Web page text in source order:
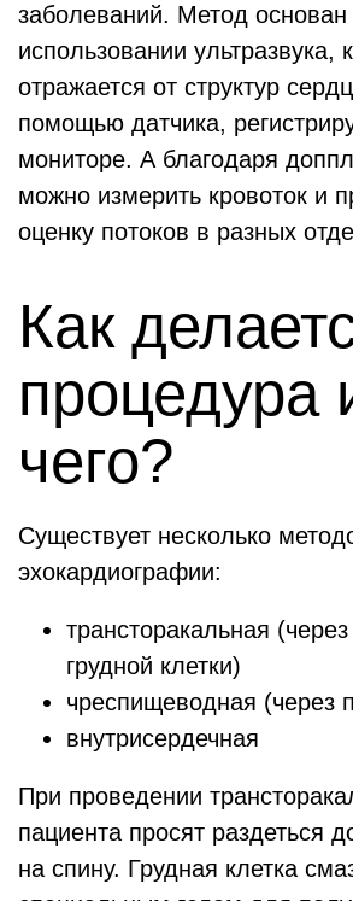
заболеваний. Метод основан
использовании ультразвука,
отражается от структур
помощью датчика,
мониторе. А благодаря
можно измерить кровоток и
оценку потоков в разных
Как
процедура
чего?
Существует несколько
эхокардиографии:
трансторакальная
грудной клетки)
чреспищеводная (через
внутрисердечная
При проведении
пациента просят раздеться
на спину. Грудная клетка